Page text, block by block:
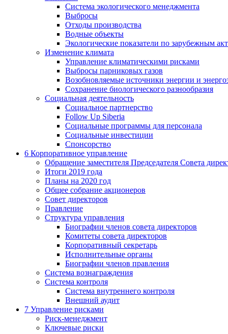
Система экологического менеджмента
Выбросы
Отходы производства
Водные объекты
Экологические показатели по зарубежным
Изменение климата
Управление климатическими рисками
Выбросы парниковых газов
Возобновляемые источники энергии и
Сохранение биологического разнообразия
Социальная деятельность
Социальное партнерство
Follow Up Siberia
Социальные программы для персонала
Социальные инвестиции
Спонсорство
6 Корпоративное управление
Обращение заместителя Председателя Совета
Итоги 2019 года
Планы на 2020 год
Общее собрание акционеров
Совет директоров
Правление
Структура управления
Биографии членов совета директоров
Комитеты совета директоров
Корпоративный секретарь
Исполнительные органы
Биографии членов правления
Система вознаграждения
Система контроля
Система внутреннего контроля
Внешний аудит
7 Управление рисками
Риск-менеджмент
Ключевые риски